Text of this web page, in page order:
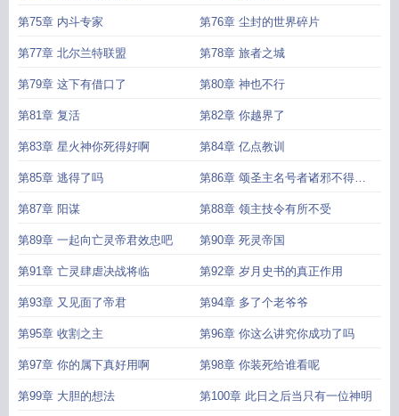
第75章 内斗专家 第76章 尘封的世界碎片
第77章 北尔兰特联盟 第78章 旅者之城
第79章 这下有借口了 第80章 神也不行
第81章 复活 第82章 你越界了
第83章 星火神你死得好啊 第84章 亿点教训
第85章 逃得了吗 第86章 颂圣主名号者诸邪不得近
身
第87章 阳谋 第88章 领主技令有所不受
第89章 一起向亡灵帝君效忠吧 第90章 死灵帝国
第91章 亡灵肆虐决战将临 第92章 岁月史书的真正作用
第93章 又见面了帝君 第94章 多了个老爷爷
第95章 收割之主 第96章 你这么讲究你成功了吗
第97章 你的属下真好用啊 第98章 你装死给谁看呢
第99章 大胆的想法 第100章 此日之后当只有一位神明